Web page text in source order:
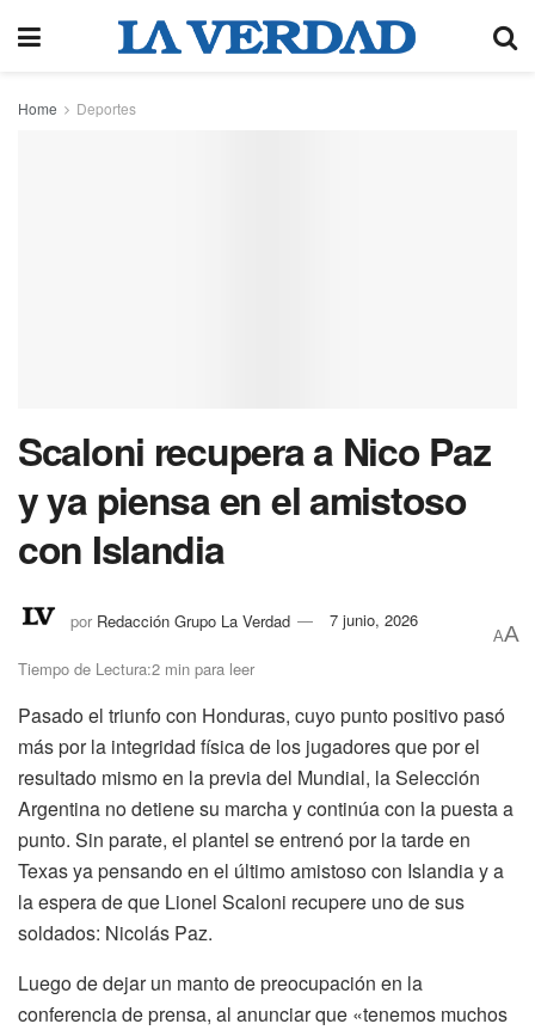
Home Deportes
Scaloni recupera a Nico Paz
y ya piensa en el amistoso
con Islandia
por Redacción Grupo La Verdad 7 junio, 2026
Tiempo de Lectura:2 min para leer
AA
Pasado el triunfo con Honduras, cuyo punto positivo pasó
más por la integridad física de los jugadores que por el
resultado mismo en la previa del Mundial, la Selección
Argentina no detiene su marcha y continúa con la puesta a
punto. Sin parate, el plantel se entrenó por la tarde en
Texas ya pensando en el último amistoso con Islandia y a
la espera de que Lionel Scaloni recupere uno de sus
soldados: Nicolás Paz.
Luego de dejar un manto de preocupación en la
conferencia de prensa, al anunciar que «tenemos muchos